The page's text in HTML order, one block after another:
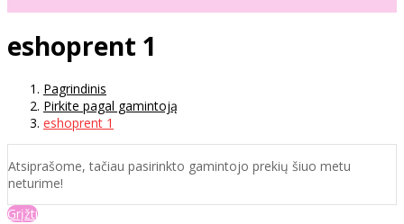
eshoprent 1
Pagrindinis
Pirkite pagal gamintoją
eshoprent 1
Atsiprašome, tačiau pasirinkto gamintojo prekių šiuo metu
neturime!
Grįžti